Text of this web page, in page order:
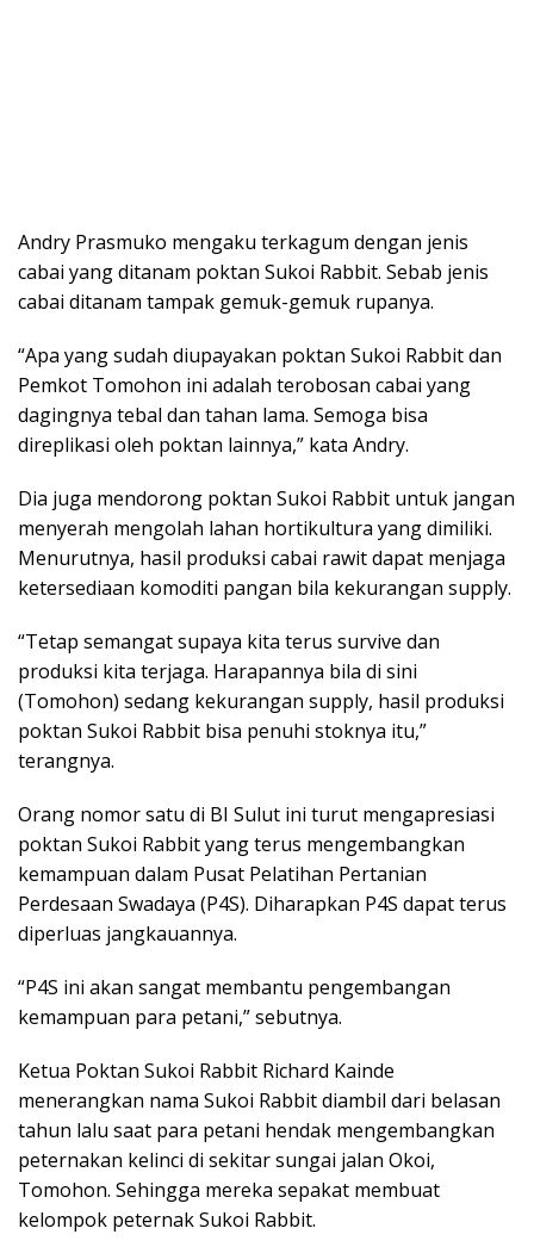
Andry Prasmuko mengaku terkagum dengan jenis
cabai yang ditanam poktan Sukoi Rabbit. Sebab jenis
cabai ditanam tampak gemuk-gemuk rupanya.
“Apa yang sudah diupayakan poktan Sukoi Rabbit dan
Pemkot Tomohon ini adalah terobosan cabai yang
dagingnya tebal dan tahan lama. Semoga bisa
direplikasi oleh poktan lainnya,” kata Andry.
Dia juga mendorong poktan Sukoi Rabbit untuk jangan
menyerah mengolah lahan hortikultura yang dimiliki.
Menurutnya, hasil produksi cabai rawit dapat menjaga
ketersediaan komoditi pangan bila kekurangan supply.
“Tetap semangat supaya kita terus survive dan
produksi kita terjaga. Harapannya bila di sini
(Tomohon) sedang kekurangan supply, hasil produksi
poktan Sukoi Rabbit bisa penuhi stoknya itu,”
terangnya.
Orang nomor satu di BI Sulut ini turut mengapresiasi
poktan Sukoi Rabbit yang terus mengembangkan
kemampuan dalam Pusat Pelatihan Pertanian
Perdesaan Swadaya (P4S). Diharapkan P4S dapat terus
diperluas jangkauannya.
“P4S ini akan sangat membantu pengembangan
kemampuan para petani,” sebutnya.
Ketua Poktan Sukoi Rabbit Richard Kainde
menerangkan nama Sukoi Rabbit diambil dari belasan
tahun lalu saat para petani hendak mengembangkan
peternakan kelinci di sekitar sungai jalan Okoi,
Tomohon. Sehingga mereka sepakat membuat
kelompok peternak Sukoi Rabbit.